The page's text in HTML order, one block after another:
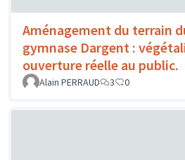
Aménagement du terrain
gymnase Dargent :
ouverture réelle au public.
Alain PERRAUD 3 0